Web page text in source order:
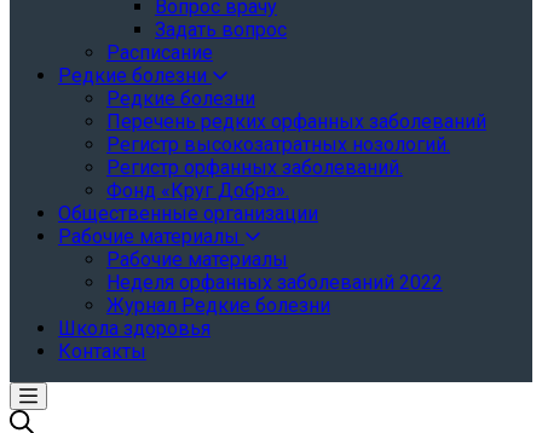
Вопрос врачу
Задать вопрос
Расписание
Редкие болезни
Редкие болезни
Перечень редких орфанных заболеваний
Регистр высокозатратных нозологий.
Регистр орфанных заболеваний.
Фонд «Круг Добра».
Общественные организации
Рабочие материалы
Рабочие материалы
Неделя орфанных заболеваний 2022
Журнал Редкие болезни
Школа здоровья
Контакты